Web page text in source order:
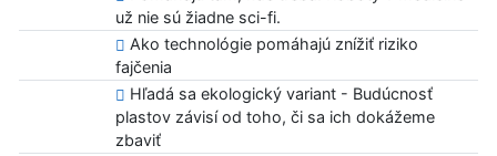
už nie sú žiadne sci-fi.
Ako technológie pomáhajú znížiť riziko
fajčenia
Hľadá sa ekologický variant - Budúcnosť
plastov závisí od toho, či sa ich dokážeme
zbaviť